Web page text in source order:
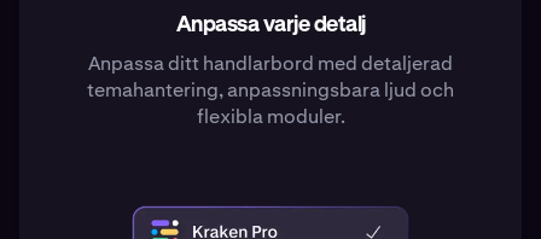
Anpassa varje detalj
Anpassa ditt handlarbord med detaljerad
temahantering, anpassningsbara ljud och
flexibla moduler.